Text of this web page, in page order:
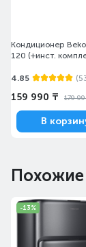
Кондиционер Beko
120 (+инст.
4.85
159 990 ₸ 179
В
-13%